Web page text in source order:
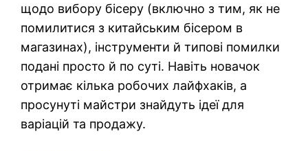
щодо вибору бісеру (включно з тим, як не
помилитися з китайським бісером в
магазинах), інструменти й типові помилки
подані просто й по суті. Навіть новачок
отримає кілька робочих лайфхаків, а
просунуті майстри знайдуть ідеї для
варіацій та продажу.